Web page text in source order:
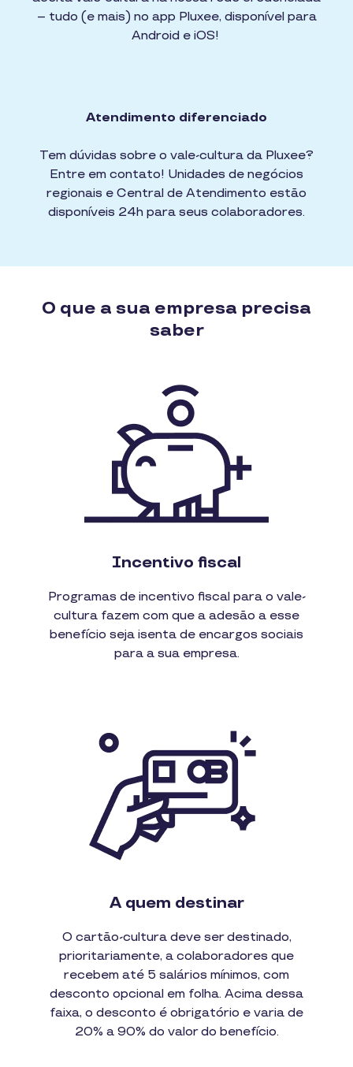
– tudo (e mais) no app Pluxee, disponível para
Android e iOS!
Atendimento diferenciado
Tem dúvidas sobre o vale-cultura da Pluxee?
Entre em contato! Unidades de negócios
regionais e Central de Atendimento estão
disponíveis 24h para seus colaboradores.
O que a sua empresa precisa
saber
Incentivo fiscal
Programas de incentivo fiscal para o vale-
cultura fazem com que a adesão a esse
benefício seja isenta de encargos sociais
para a sua empresa.
A quem destinar
O cartão-cultura deve ser destinado,
prioritariamente, a colaboradores que
recebem até 5 salários mínimos, com
desconto opcional em folha. Acima dessa
faixa, o desconto é obrigatório e varia de
20% a 90% do valor do benefício.